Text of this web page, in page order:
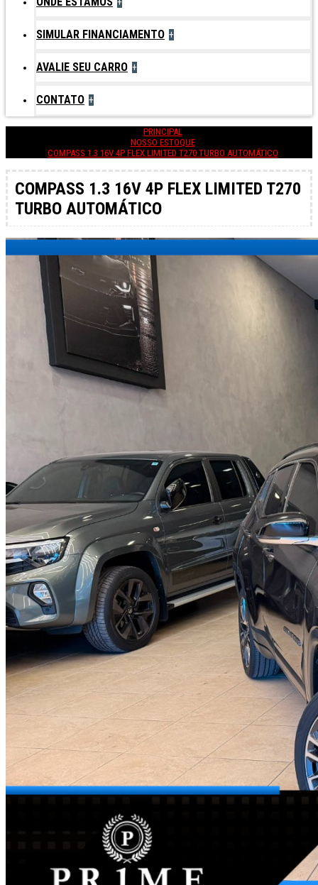
SIMULAR FINANCIAMENTO +
AVALIE SEU CARRO +
CONTATO +
PRINCIPAL
NOSSO ESTOQUE
COMPASS 1.3 16V 4P FLEX LIMITED T270 TURBO AUTOMÁTICO
COMPASS 1.3 16V 4P FLEX LIMITED T270
TURBO AUTOMÁTICO